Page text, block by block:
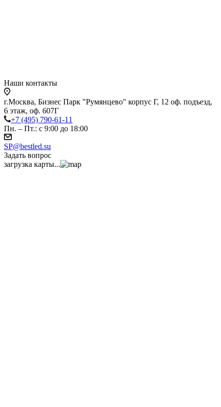
Наши контакты
г.Москва, Бизнес Парк "Румянцево" корпус Г, 12 оф. подъезд,
6 этаж, оф. 607Г
+7 (495) 790-61-11
Пн. – Пт.: с 9:00 до 18:00
SP@bestled.su
Задать вопрос
загрузка карты...